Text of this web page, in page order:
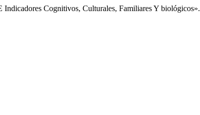
Cognitivos, Culturales, Familiares Y biológicos».